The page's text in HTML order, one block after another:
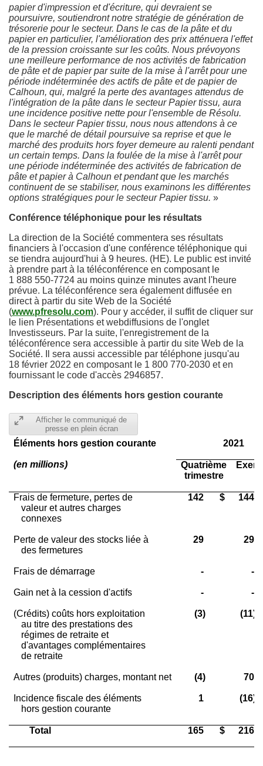
papier d'impression et d'écriture, qui devraient se
poursuivre, soutiendront notre stratégie de génération de
trésorerie pour le secteur. Dans le cas de la pâte et du
papier en particulier, l'amélioration des prix atténuera l'effet
de la pression croissante sur les coûts. Nous prévoyons
une meilleure performance de nos activités de fabrication
de pâte et de papier par suite de la mise à l'arrêt pour une
période indéterminée des actifs de pâte et de papier de
Calhoun, qui, malgré la perte des avantages attendus de
l'intégration de la pâte dans le secteur Papier tissu, aura
une incidence positive nette pour l'ensemble de Résolu.
Dans le secteur Papier tissu, nous nous attendons à ce
que le marché de détail poursuive sa reprise et que le
marché des produits hors foyer demeure au ralenti pendant
un certain temps. Dans la foulée de la mise à l'arrêt pour
une période indéterminée des activités de fabrication de
pâte et papier à Calhoun et pendant que les marchés
continuent de se stabiliser, nous examinons les différentes
options stratégiques pour le secteur Papier tissu. »
Conférence téléphonique pour les résultats
La direction de la Société commentera ses résultats
financiers à l'occasion d'une conférence téléphonique qui
se tiendra aujourd'hui à 9 heures. (HE). Le public est invité
à prendre part à la téléconférence en composant le
1 888 550-7724 au moins quinze minutes avant l'heure
prévue. La téléconférence sera également diffusée en
direct à partir du site Web de la Société
(www.pfresolu.com). Pour y accéder, il suffit de cliquer sur
le lien Présentations et webdiffusions de l'onglet
Investisseurs. Par la suite, l'enregistrement de la
téléconférence sera accessible à partir du site Web de la
Société. Il sera aussi accessible par téléphone jusqu'au
18 février 2022 en composant le 1 800 770-2030 eten
fournissant le code d'accès 2946857.
Description des éléments hors gestion courante
Afficher le communiqué de
presse en plein écran
Éléments hors gestion courante 2021
(en millions)
Quatrième
trimestre
Frais de fermeture, pertes de 142 $
144
valeur et autres charges
connexes
Perte de valeur des stocks liée à 29
29
des fermetures
Frais de démarrage - -
Gain net à la cession d'actifs - -
(Crédits) coûts hors exploitation (3)
(11)
au titre des prestations des
régimes de retraite et
d'avantages complémentaires
de retraite
Autres (produits) charges, montant net (4) 70
Incidence fiscale des éléments 1
(16)
hors gestion courante
Total 165 $ 216